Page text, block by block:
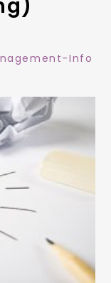
Info